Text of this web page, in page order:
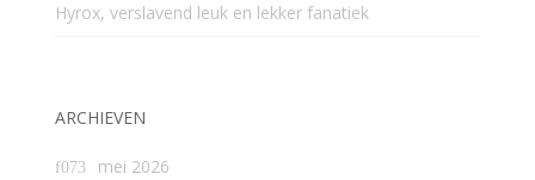
Hyrox, verslavend leuk en lekker fanatiek
ARCHIEVEN
mei 2026